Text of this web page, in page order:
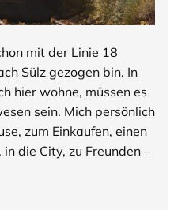
mit der Linie 18
Sülz gezogen bin. In
hier wohne, müssen es
sein. Mich persönlich
zum Einkaufen, einen
die City, zu Freunden –